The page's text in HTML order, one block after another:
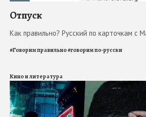
Отпуск
Как правильно? Русский по карточкам с
#Говорим правильно#говорим по-русски
Кино и литература